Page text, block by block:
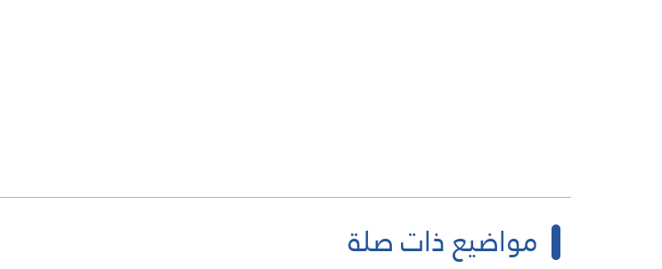
مواضيع ذات صلة